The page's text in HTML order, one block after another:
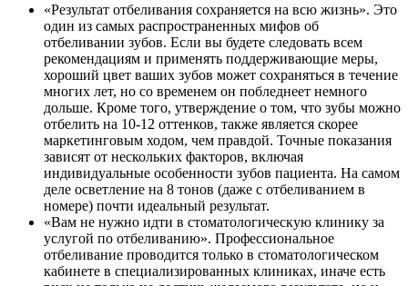
«Результат отбеливания сохраняется на всю жизнь». Это
один из самых распространенных мифов об
отбеливании зубов. Если вы будете следовать всем
рекомендациям и применять поддерживающие меры,
хороший цвет ваших зубов может сохраняться в течение
многих лет, но со временем он побледнеет немного
дольше. Кроме того, утверждение о том, что зубы можно
отбелить на 10-12 оттенков, также является скорее
маркетинговым ходом, чем правдой. Точные показания
зависят от нескольких факторов, включая
индивидуальные особенности зубов пациента. На самом
деле осветление на 8 тонов (даже с отбеливанием в
номере) почти идеальный результат.
«Вам не нужно идти в стоматологическую клинику за
услугой по отбеливанию». Профессиональное
отбеливание проводится только в стоматологическом
кабинете в специализированных клиниках, иначе есть